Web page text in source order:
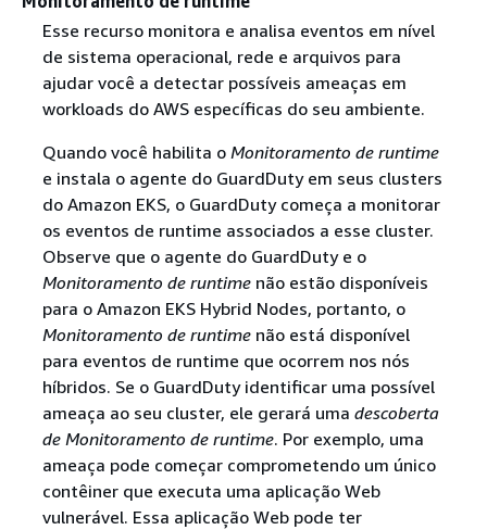
Esse recurso monitora e analisa eventos em nível
de sistema operacional, rede e arquivos para
ajudar você a detectar possíveis ameaças em
workloads do AWS específicas do seu ambiente.
Quando você habilita o Monitoramento de runtime
e instala o agente do GuardDuty em seus clusters
do Amazon EKS, o GuardDuty começa a monitorar
os eventos de runtime associados a esse cluster.
Observe que o agente do GuardDuty e o
Monitoramento de runtimenão estão disponíveis
para o Amazon EKS Hybrid Nodes, portanto, o
Monitoramento de runtimenão está disponível
para eventos de runtime que ocorrem nos nós
híbridos. Se o GuardDuty identificar uma possível
ameaça ao seu cluster, ele gerará uma descoberta
de Monitoramento de runtime. Por exemplo, uma
ameaça pode começar comprometendo um único
contêiner que executa uma aplicação Web
vulnerável. Essa aplicação Web pode ter